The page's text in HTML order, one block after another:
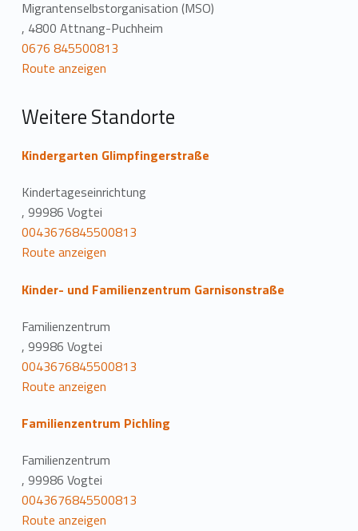
a
t
i
o
n
Migrantenselbstorganisation (MSO)
, 4800 Attnang-Puchheim
0676 845500813
Route anzeigen
Weitere Standorte
Kindergarten Glimpfingerstraße
Kindertageseinrichtung
, 99986 Vogtei
0043676845500813
Route anzeigen
Kinder- und Familienzentrum Garnisonstraße
Familienzentrum
, 99986 Vogtei
0043676845500813
Route anzeigen
Familienzentrum Pichling
Familienzentrum
, 99986 Vogtei
0043676845500813
Route anzeigen